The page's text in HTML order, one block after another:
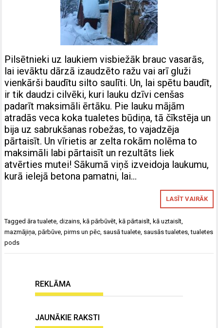
Pilsētnieki uz laukiem visbiežāk brauc vasarās,
lai ievāktu dārzā izaudzēto ražu vai arī gluži
vienkārši baudītu silto saulīti. Un, lai spētu baudīt,
ir tik daudzi cilvēki, kuri lauku dzīvi cenšas
padarīt maksimāli ērtāku. Pie lauku mājām
atradās veca koka tualetes būdiņa, tā čīkstēja un
bija uz sabrukšanas robežas, to vajadzēja
pārtaisīt. Un vīrietis ar zelta rokām nolēma to
maksimāli labi pārtaisīt un rezultāts liek
atvērties mutei! Sākumā viņš izveidoja laukumu,
kurā ielejā betona pamatni, lai…
LASĪT VAIRĀK
Taggedāra tualete ,dizains ,kā pārbūvēt ,kā pārtaisīt ,kā uztaisīt
mazmājiņa ,pārbūve ,pirms un pēc sausā tualete sausās tualetes ,tualetes
pods
REKLĀMA
JAUNĀKIE RAKSTI